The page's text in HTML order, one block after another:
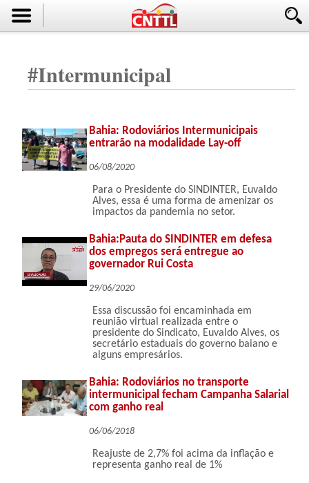
#Intermunicipal
Bahia: Rodoviários Intermunicipais
entrarão na modalidade Lay-off
06/08/2020
Para o Presidente do SINDINTER, Euvaldo
Alves, essa é uma forma de amenizar os
impactos da pandemia no setor.
Bahia:Pauta do SINDINTER em defesa
dos empregos será entregue ao
governador Rui Costa
29/06/2020
Essa discussão foi encaminhada em
reunião virtual realizada entre o
presidente do Sindicato, Euvaldo Alves, os
secretário estaduais do governo baiano e
alguns empresários.
Bahia: Rodoviários no transporte
intermunicipal fecham Campanha Salarial
com ganho real
06/06/2018
Reajuste de 2,7% foi acima da inflação e
representa ganho real de 1%